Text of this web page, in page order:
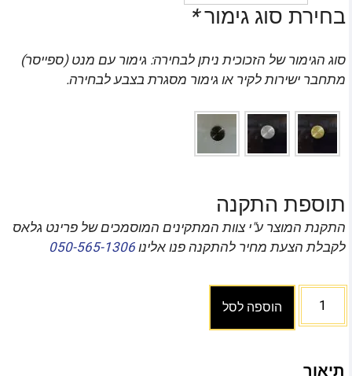
בחירת סוג גימור*
סוג הגימור של הזכוכית ניתן לבחירה: גימור עם מנט (ספייסר)
מתחבר ישירות לקיר או גימור מסגרת בצבע לבחירה.
תוספת התקנה
התקנת המוצר ע"י צוות המתקינים המוסמכים של פרינט גלאס
לקבלת הצעת מחיר להתקנה פנו אלינו050-565-1306
הוספה לסל
תיאור